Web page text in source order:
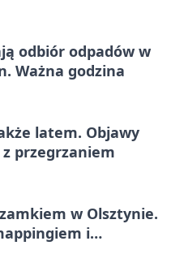
odbiór odpadów w
Ważna godzina
latem. Objawy
przegrzaniem
w Olsztynie.
i